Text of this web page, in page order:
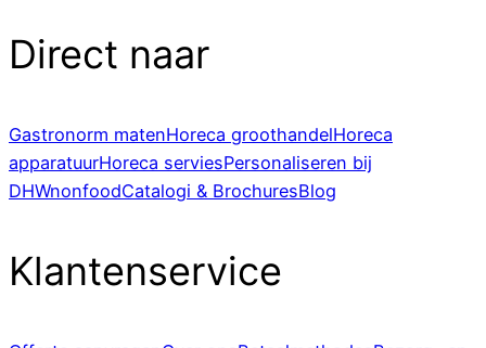
Direct naar
Gastronorm matenHoreca groothandelHoreca
apparatuurHoreca serviesPersonaliseren bij
DHWnonfoodCatalogi & BrochuresBlog
Klantenservice